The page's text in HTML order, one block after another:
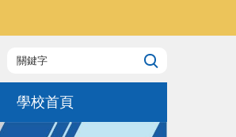
學校首頁